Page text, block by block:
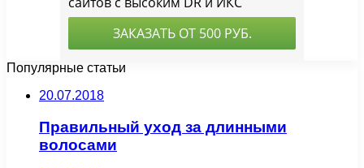
Популярные статьи
20.07.2018
Правильный уход за длинными
волосами